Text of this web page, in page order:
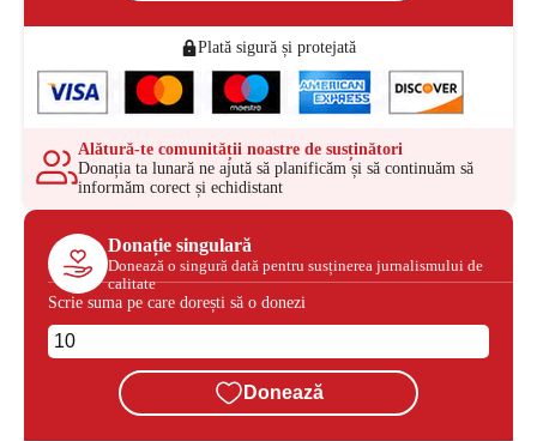
Plată sigură și protejată
Alătură-te comunității noastre de susținători
Donația ta lunară ne ajută să planificăm și să continuăm să
informăm corect și echidistant
Donație singulară
Donează o singură dată pentru susținerea jurnalismului de
calitate
Scrie suma pe care dorești să o donezi
Donează